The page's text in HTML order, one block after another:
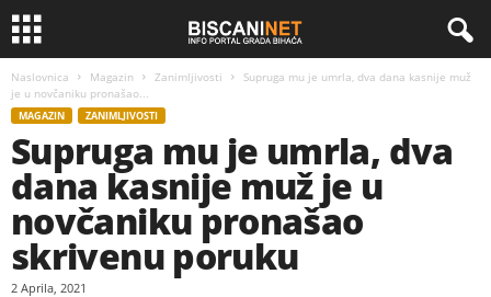
Naslovnica Magazin Zanimljivosti
Supruga mu je umrla, dva dana kasnije muž
je u novčaniku pronašao...
MAGAZIN ZANIMLJIVOSTI
Supruga mu je umrla, dva
dana kasnije muž je u
novčaniku pronašao
skrivenu poruku
2 Aprila, 2021